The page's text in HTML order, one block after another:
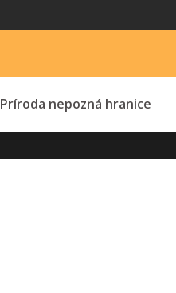
Príroda nepozná hranice